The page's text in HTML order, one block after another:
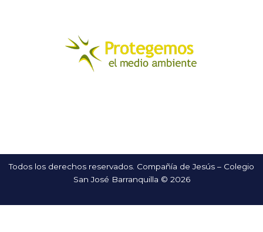
Todos los derechos reservados. Compañía de Jesús – Colegio
San José Barranquilla © 2026